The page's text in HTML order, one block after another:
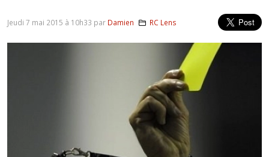
Jeudi 7 mai 2015 à 10h33 par Damien RC Lens